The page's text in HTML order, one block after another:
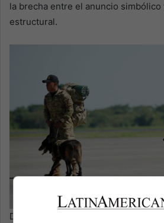
la brecha entre el anuncio simbólico
estructural.
Dos rescatistas acompañados de